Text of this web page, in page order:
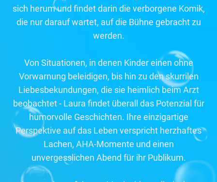
sich herum und findet darin die verborgene Komik,
die nur darauf wartet, auf die Bühne gebracht zu
werden.
Von Situationen, in denen Kinder einen ohne
Vorwarnung beleidigen, bis hin zu den skurrilen
Liebesbekundungen, die sie heimlich beim Arzt
beobachtet - Laura findet überall das Potenzial für
humorvolle Geschichten. Ihre einzigartige
Perspektive auf das Leben verspricht herzhaftes
Lachen, AHA-Momente und einen
unvergesslichen Abend für ihr Publikum.